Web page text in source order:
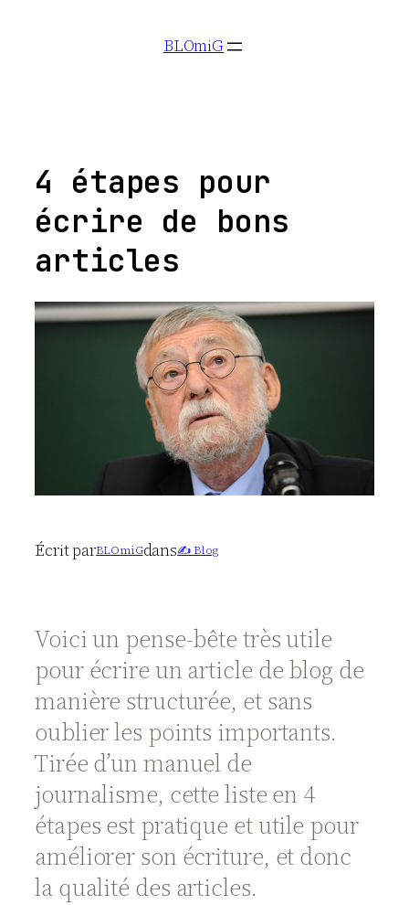
BLOmiG
4 étapes pour
écrire de bons
articles
Écrit parBLOmiGdans✍️ Blog
Voici un pense-bête très utile
pour écrire un article de blog de
manière structurée, et sans
oublier les points importants.
Tirée d’un manuel de
journalisme, cette liste en 4
étapes est pratique et utile pour
améliorer son écriture, et donc
la qualité des articles.